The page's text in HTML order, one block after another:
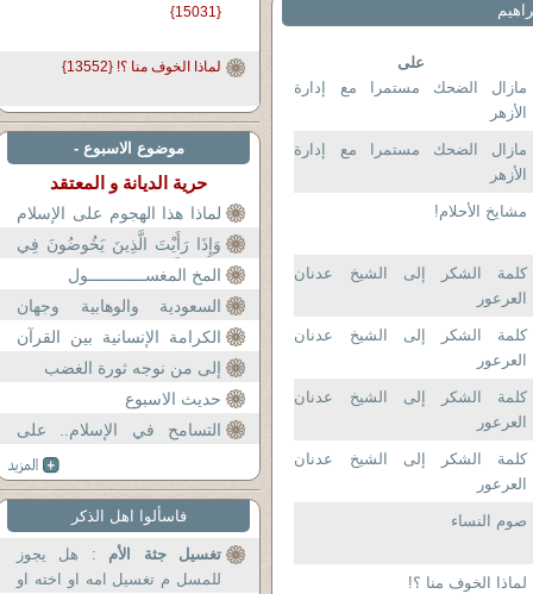
على
مازال الضحك مستمرا مع إدارة
الأزهر
مازال الضحك مستمرا مع إدارة
الأزهر
مشايخ الأحلام!
كلمة الشكر إلى الشيخ عدنان
العرعور
كلمة الشكر إلى الشيخ عدنان
العرعور
كلمة الشكر إلى الشيخ عدنان
العرعور
كلمة الشكر إلى الشيخ عدنان
العرعور
صوم النساء
لماذا الخوف منا ؟!
{15031}
لماذا الخوف منا ؟! {13552}
موضوع الاسبوع -
حرية الديانة و المعتقد
لماذا هذا الهجوم على الإسلام
ونبي الإسلام
وَإِذَا رَأَيْتَ الَّذِينَ يَخُوضُونَ فِي
آيَاتِنَا فَأَعْرِضْ عَنْهُم
المخ المغســــــــــــول
السعودية والوهابية وجهان
لإرهاب واحد
الكرامة الإنسانية بين القرآن
والدولة المدنية
إلى من نوجه ثورة الغضب
حديث الاسبوع
التسامح في الإسلام.. على
طريقة الحكومة السودانية!!
فاسألوا اهل الذكر
تغسيل جثة الأم : هل يجوز
للمسل م تغسيل امه او اخته او